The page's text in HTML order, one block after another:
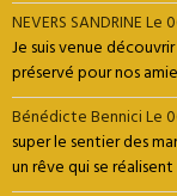
NEVERS SANDRINELe
Je suis venue
préservé pour nos
Bénédicte BenniciLe
super le sentier des
un rêve qui se réalisent